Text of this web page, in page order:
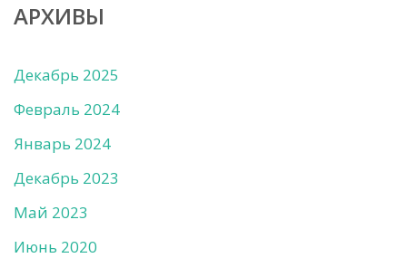
АРХИВЫ
Декабрь 2025
Февраль 2024
Январь 2024
Декабрь 2023
Май 2023
Июнь 2020